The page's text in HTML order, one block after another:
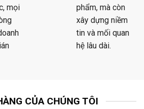
mọi
phẩm, mà còn
xây dựng niềm
tin và mối quan
hệ lâu dài.
CỦA CHÚNG TÔI